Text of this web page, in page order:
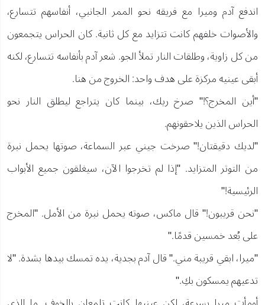
اندفع آدم وميرا مع فريقه نحو الممر الجانبي، أنفاسهم تتسارع،
والأصوات خلفهم كانت تتزايد مع كل ثانية. كان الحراس يتجمعون
من كل زاوية، وطلقات النار تملأ الجو. شعر آدم بأنفاسه تتسارع، لكنه
أبقى عينيه مركزة على هدف واحد: الخروج من هنا.
"أين المخرج؟!" صرخ ريك، بينما كان يتراجع ليطلق النار نحو
الحراس الذين يلاحقونهم.
"لديك دقيقتان!" صرخت جيني عبر السماعة، صوتها يحمل نبرة
من التوتر المتزايد. "إذا لم تخرجوا الآن، سيغلقون جميع الأبواب
الرئيسية!"
"نحن قريبون!" قال ماكس، صوته يحمل نبرة من الأمل. "المخرج
على بُعد خمسين قدمًا."
"ميرا، ابقي قريبة مني." قال آدم بجدية، يده تمسك بيدها بشدة. "لا
تدعيهم يمسكون بكِ."